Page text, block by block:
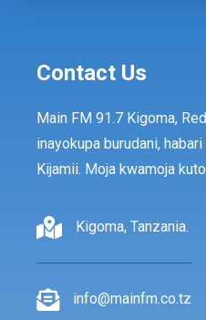
Contact Us
Main FM 91.7 Kigoma,
inayokupa burudani,
Kijamii. Moja kwamoja
Kigoma, Tanzania.
info@mainfm.co.tz